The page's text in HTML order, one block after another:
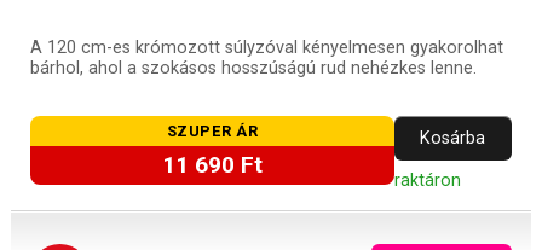
A 120 cm-es krómozott súlyzóval kényelmesen gyakorolhat
bárhol, ahol a szokásos hosszúságú rud nehézkes lenne.
SZUPER ÁR
11 690 Ft
Kosárba
raktáron